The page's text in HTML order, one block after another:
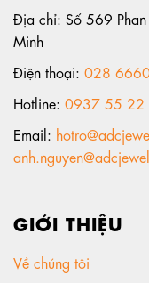
Địa chỉ: Số 569 Phan
Minh
Điện thoại: 028
Hotline: 0937 55 22
Email:
GIỚI THIỆU
Về chúng tôi